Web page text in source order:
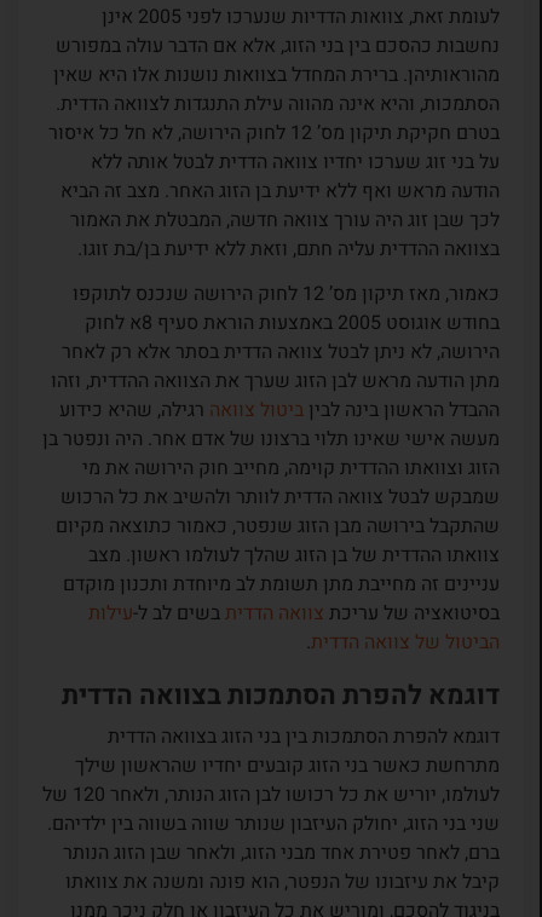
לעומת זאת, צוואות הדדיות שנערכו לפני 2005 אינן
נחשבות כהסכם בין בני הזוג, אלא אם הדבר עולה במפורש
מהוראותיהן. ברירת המחדל בצוואות נושנות אלו היא שאין
הסתמכות, והיא אינה מהווה עילת התנגדות לצוואה הדדית.
בטרם חקיקת תיקון מס’ 12 לחוק הירושה, לא חל כל איסור
על בני זוג שערכו יחדיו צוואה הדדית לבטל אותה ללא
הודעה מראש ואף ללא ידיעת בן הזוג האחר. מצב זה הביא
לכך שבן זוג היה עורך צוואה חדשה, המבטלת את האמור
בצוואה ההדדית עליה חתם, וזאת ללא ידיעת בן/בת זוגו.
כאמור, מאז תיקון מס’ 12 לחוק הירושה שנכנס לתוקפו
בחודש אוגוסט 2005 באמצעות הוראת סעיף 8א לחוק
הירושה, לא ניתן לבטל צוואה הדדית בסתר אלא רק לאחר
מתן הודעה מראש לבן הזוג שערך את הצוואה ההדדית, וזהו
ההבדל הראשון בינה לבין ביטול צוואהרגילה, שהיא כידוע
מעשה אישי שאינו תלוי ברצונו של אדם אחר. היה ונפטר בן
הזוג וצוואתו ההדדית קוימה, מחייב חוק הירושה את מי
שמבקש לבטל צוואה הדדית לוותר ולהשיב את כל הרכוש
שהתקבל בירושה מבן הזוג שנפטר, כאמור כתוצאה מקיום
צוואתו ההדדית של בן הזוג שהלך לעולמו ראשון. מצב
עניינים זה מחייבת מתן תשומת לב מיוחדת ותכנון מוקדם
בסיטואציה של עריכת צוואה הדדיתבשים לב ל-עילות
הביטול של צוואה הדדית.
דוגמא להפרת הסתמכות בצוואה הדדית
דוגמא להפרת הסתמכות בין בני הזוג בצוואה הדדית
מתרחשת כאשר בני הזוג קובעים יחדיו שהראשון שילך
לעולמו, יוריש את כל רכושו לבן הזוג הנותר, ולאחר 120 של
שני בני הזוג, יחולק העיזבון שנותר שווה בשווה בין ילדיהם.
ברם, לאחר פטירת אחד מבני הזוג, ולאחר שבן הזוג הנותר
קיבל את עיזבונו של הנפטר, הוא פונה ומשנה את צוואתו
בניגוד להסכם, ומוריש את כל העיזבון או חלק ניכר ממנו